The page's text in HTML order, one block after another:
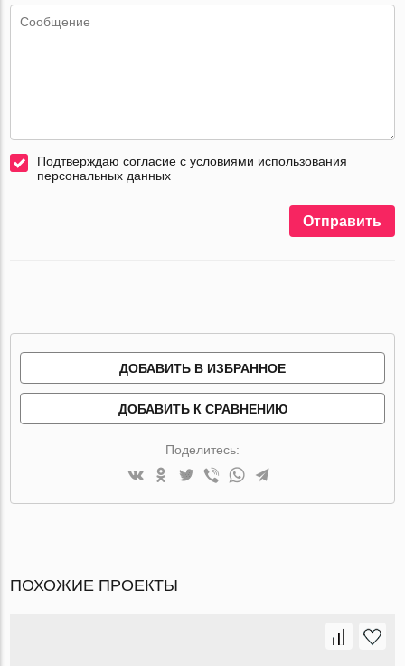
Подтверждаю согласие с условиями использования
персональных данных
Отправить
ДОБАВИТЬ В ИЗБРАННОЕ
ДОБАВИТЬ К СРАВНЕНИЮ
Поделитесь:
ПОХОЖИЕ ПРОЕКТЫ